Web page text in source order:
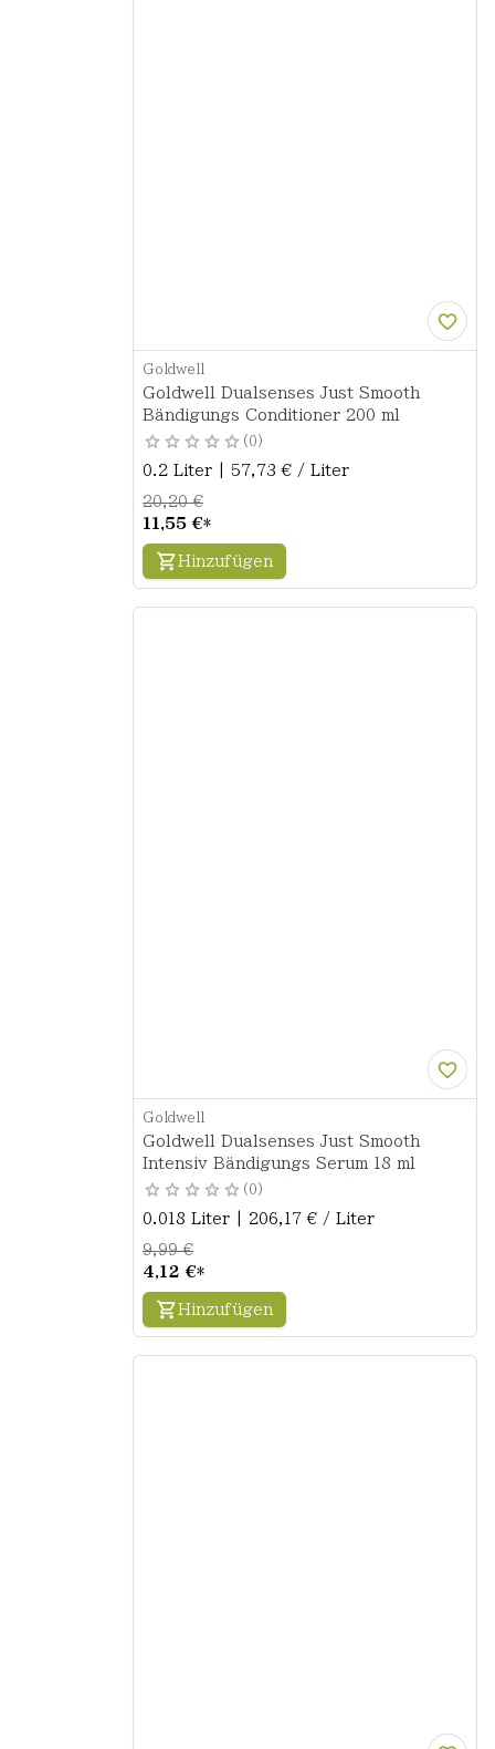
Goldwell
Goldwell Dualsenses Just Smooth
Bändigungs Conditioner 200 ml
0
0.2 Liter | 57,73 € / Liter
11,55 €*
20,20 €
Hinzufügen
Goldwell
Goldwell Dualsenses Just Smooth
Intensiv Bändigungs Serum 18 ml
0
0.018 Liter | 206,17 € / Liter
4,12 €*
9,99 €
Hinzufügen